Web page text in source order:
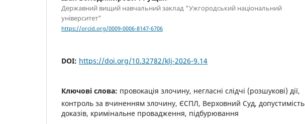
Державний вищий навчальний заклад "Ужгородський національний
університет"
https://orcid.org/0009-0006-8147-6706
DOI: https://doi.org/10.32782/klj-2026-9.14
Ключові слова: провокація злочину, негласні слідчі (розшукові) дії,
контроль за вчиненням злочину, ЄСПЛ, Верховний Суд, допустимість
доказів, кримінальне провадження, підбурювання